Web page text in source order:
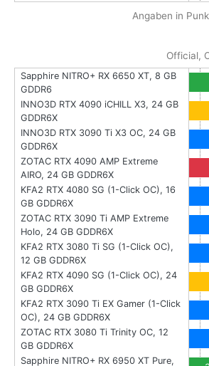
Angaben in
Official,
Sapphire NITRO+ RX 6650 XT, 8 GB
GDDR6
INNO3D RTX 4090 iCHILL X3, 24 GB
GDDR6X
INNO3D RTX 3090 Ti X3 OC, 24 GB
GDDR6X
ZOTAC RTX 4090 AMP Extreme
AIRO, 24 GB GDDR6X
KFA2 RTX 4080 SG (1-Click OC), 16
GB GDDR6X
ZOTAC RTX 3090 Ti AMP Extreme
Holo, 24 GB GDDR6X
KFA2 RTX 3080 Ti SG (1-Click OC),
12 GB GDDR6X
KFA2 RTX 4090 SG (1-Click OC), 24
GB GDDR6X
KFA2 RTX 3090 Ti EX Gamer (1-Click
OC), 24 GB GDDR6X
ZOTAC RTX 3080 Ti Trinity OC, 12
GB GDDR6X
Sapphire NITRO+ RX 6950 XT Pure,